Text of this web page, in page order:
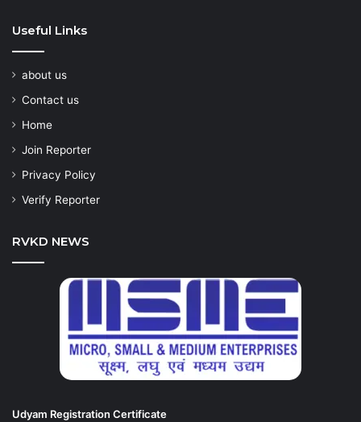
Useful Links
about us
Contact us
Home
Join Reporter
Privacy Policy
Verify Reporter
RVKD NEWS
Udyam Registration Certificate